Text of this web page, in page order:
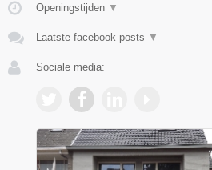
Openingstijden ▼
Laatste facebook posts ▼
Sociale media: